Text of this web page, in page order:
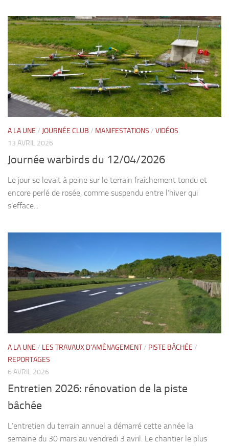
A LA UNE / JOURNÉE CLUB / MANIFESTATIONS / VIDÉOS
13 AVRIL 2026
Journée warbirds du 12/04/2026
Le jour se levait à peine sur le terrain fraîchement tondu et
encore perlé de rosée, comme suspendu entre l’hiver qui
s’efface...
A LA UNE / LES TRAVAUX D'AMÉNAGEMENT/ PISTE BÂCHÉE /
REPORTAGES
6 AVRIL 2026
Entretien 2026: rénovation de la piste
bâchée
L’entretien du terrain annuel a démarré cette année la
semaine du 30 mars au vendredi 3 avril. Le chantier le plus